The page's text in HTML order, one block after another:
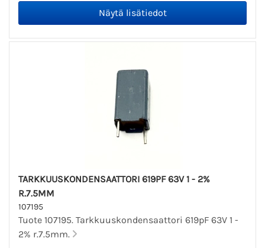
TARKKUUSKONDENSAATTORI 619PF 63V 1 - 2%
R.7.5MM
107195
Tuote 107195. Tarkkuuskondensaattori 619pF 63V 1 -
2% r.7.5mm.